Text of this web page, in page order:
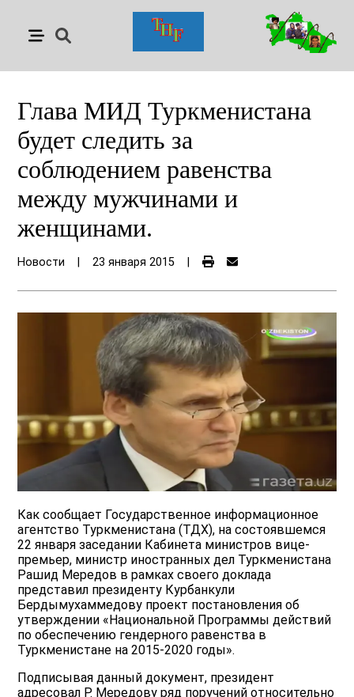
Глава МИД Туркменистана
будет следить за
соблюдением равенства
между мужчинами и
женщинами.
Новости 23 января 2015
Как сообщает Государственное информационное
агентство Туркменистана (ТДХ), на состоявшемся
22 января заседании Кабинета министров вице-
премьер, министр иностранных дел Туркменистана
Рашид Мередов в рамках своего доклада
представил президенту Курбанкули
Бердымухаммедову проект постановления об
утверждении «Национальной Программы действий
по обеспечению гендерного равенства в
Туркменистане на 2015-2020 годы».
Подписывая данный документ, президент
адресовал Р. Мередову ряд поручений относительно